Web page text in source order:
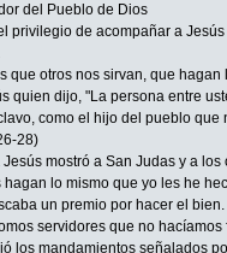
del Pueblo de Dios
privilegio de acompañar a
que otros nos sirvan, que
quien dijo, "La persona entre
como el hijo del pueblo
28)
Jesús mostró a San Judas y a
lo mismo que yo les he
un premio por hacer el
servidores que no
los mandamientos señalados